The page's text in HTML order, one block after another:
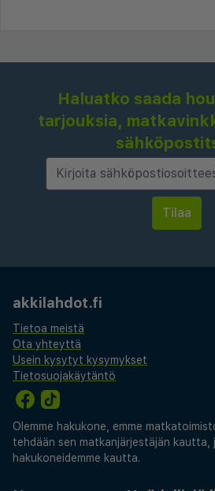
Haluatko saada
tarjouksia,
akkilahdot.fi
Tietoa meistä
Ota yhteyttä
Usein kysytyt kysymykset
Tietosuojakäytäntö
Olemme hakukone, emme
tehdään sen matkanjärjestäjän kautta,
hakukoneidemme kautta.